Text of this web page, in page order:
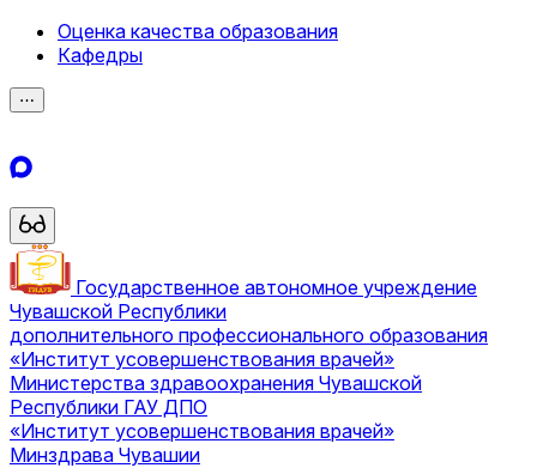
Оценка качества образования
Кафедры
⋯
Государственное автономное учреждение
Чувашской Республики
дополнительного профессионального образования
«Институт усовершенствования врачей»
Министерства здравоохранения Чувашской
Республики ГАУ ДПО
«Институт усовершенствования врачей»
Минздрава Чувашии